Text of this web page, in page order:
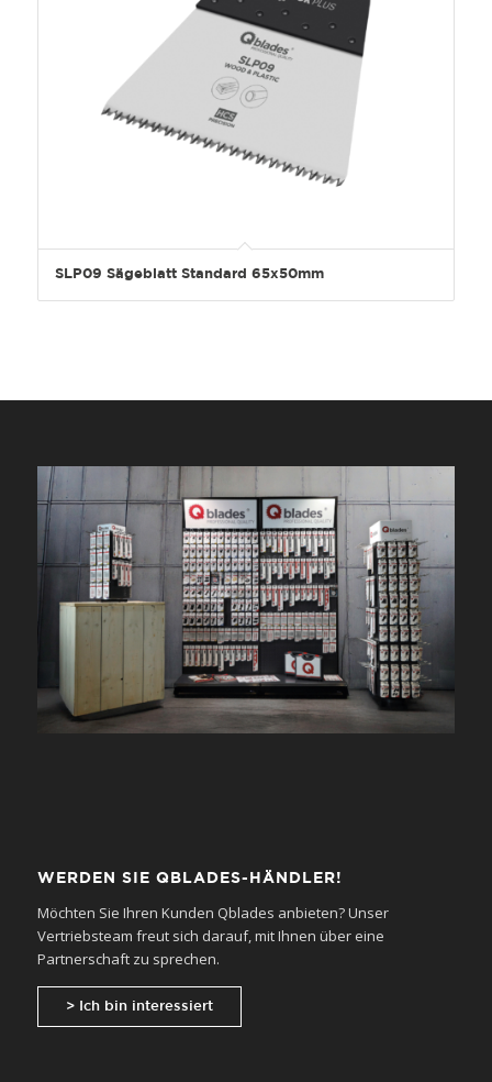
SLP09 Sägeblatt Standard 65x50mm
WERDEN SIE QBLADES-HÄNDLER!
Möchten Sie Ihren Kunden Qblades anbieten? Unser
Vertriebsteam freut sich darauf, mit Ihnen über eine
Partnerschaft zu sprechen.
> Ich bin interessiert